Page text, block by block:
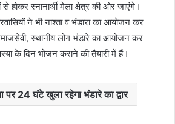
होकर स्नानार्थी मेला क्षेत्र की ओर जाएंगे।
ने भी नाश्ता व भंडारा का आयोजन कर
स्थानीय लोग भंडारे का आयोजन कर
के दिन भोजन कराने की तैयारी में हैं।
पर 24 घंटे खुला रहेगा भंडारे का द्वार